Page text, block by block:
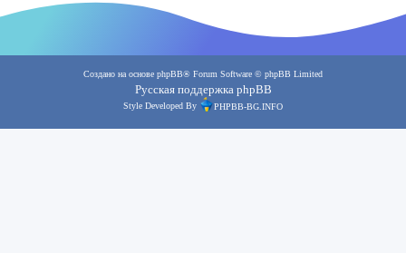
Создано на основе phpBB® Forum Software © phpBB Limited
Русская поддержка phpBB
Style Developed By PHPBB-BG.INFO